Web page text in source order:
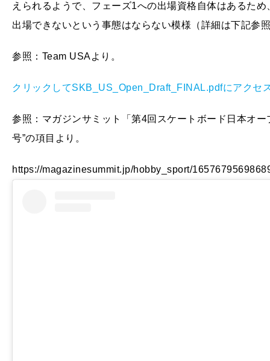
えられるようで、フェーズ1への出場資格自体はあるた
出場できないという事態はならない模様（詳細は下記参
参照：Team USAより。
クリックしてSKB_US_Open_Draft_FINAL.pdfにアクセ
参照：マガジンサミット「第4回スケートボード日本オ
号”の項目より。
https://magazinesummit.jp/hobby_sport/